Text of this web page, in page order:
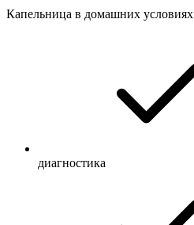
Капельница в домашних условиях
диагностика